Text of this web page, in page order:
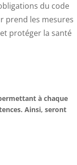
du code
prend les mesures
protéger la santé
à chaque
Ainsi, seront